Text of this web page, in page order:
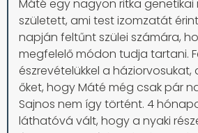
Máté egy nagyon ritka genetikai
született, ami test izomzatát
napján feltűnt szülei számára,
megfelelő módon tudja tartani.
észrevételükkel a
őket, hogy Máté még csak pár
Sajnos nem így történt. 4
láthatóvá vált, hogy a nyaki